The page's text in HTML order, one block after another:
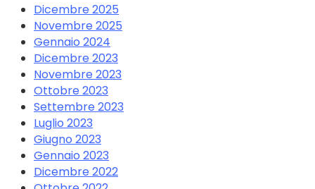
Dicembre 2025
Novembre 2025
Gennaio 2024
Dicembre 2023
Novembre 2023
Ottobre 2023
Settembre 2023
Luglio 2023
Giugno 2023
Gennaio 2023
Dicembre 2022